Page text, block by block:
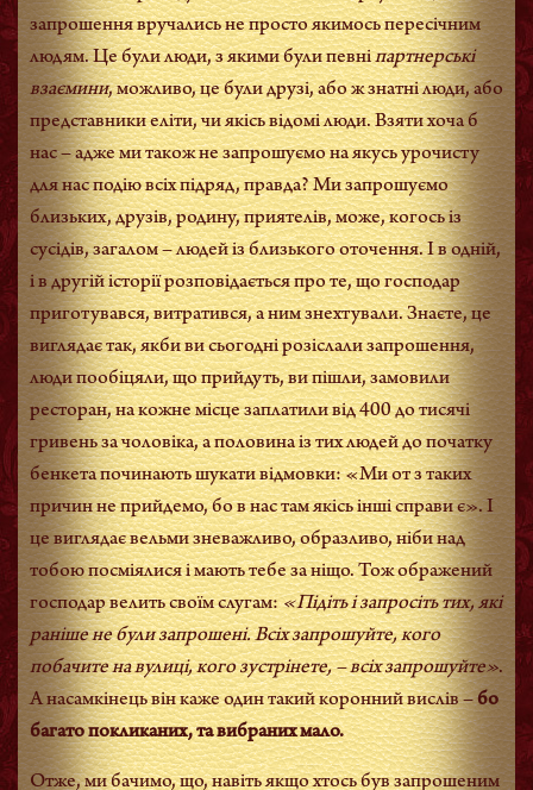
запрошення вручались не просто якимось пересічним
людям. Це були люди, з якими були певніпартнерські
взаємини, можливо, це були друзі, або ж знатні люди, або
представники еліти, чи якісь відомі люди. Взяти хоча б
нас – адже ми також не запрошуємо на якусь урочисту
для нас подію всіх підряд, правда? Ми запрошуємо
близьких, друзів, родину, приятелів, може, когось із
сусідів, загалом – людей із близького оточення. І в одній,
і в другій історії розповідається про те, що господар
приготувався, витратився, а ним знехтували. Знаєте, це
виглядає так, якби ви сьогодні розіслали запрошення,
люди пообіцяли, що прийдуть, ви пішли, замовили
ресторан, на кожне місце заплатили від 400 до тисячі
гривень за чоловіка, а половина із тих людей до початку
бенкета починають шукати відмовки: «Ми от з таких
причин не прийдемо, бо в нас там якісь інші справи є». І
це виглядає вельми зневажливо, образливо, ніби над
тобою посміялися і мають тебе за ніщо. Тож ображений
господар велить своїм слугам:«Підіть і запросіть тих, які
раніше не були запрошені. Всіх запрошуйте, кого
побачите на вулиці, кого зустрінете, – всіх запрошуйте».
А насамкінець він каже один такий коронний вислів –бо
багато покликаних, та вибраних мало.
Отже, ми бачимо, що, навіть якщо хтось був запрошеним